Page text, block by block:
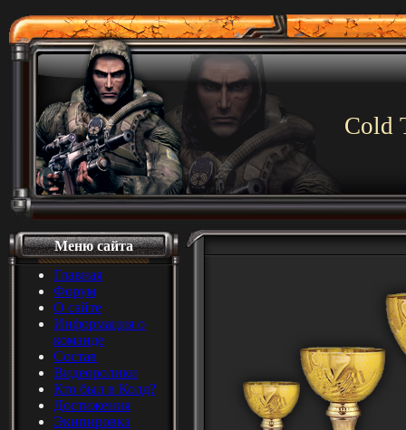
Cold
Меню сайта
Главная
Форум
О сайте
Информация о
команде
Состав
Видеоролики
Кто был в Колд?
Достижения
Экипировка